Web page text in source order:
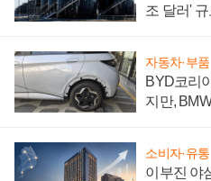
조 달러'
자동차·부품
BYD코리
지만,
소비자·유통
이부진 야